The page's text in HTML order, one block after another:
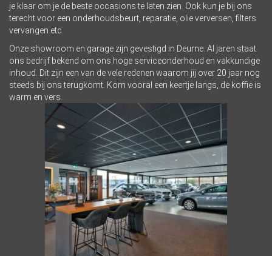
je klaar om je de beste occasions te laten zien. Ook kun je bij ons
terecht voor een onderhoudsbeurt, reparatie, olie verversen, filters
vervangen etc.
Onze showroom en garage zijn gevestigd in Deurne. Al jaren staat
ons bedrijf bekend om ons hoge serviceonderhoud en vakkundige
inhoud. Dit zijn een van de vele redenen waarom jij over 20 jaar nog
steeds bij ons terugkomt. Kom vooral een keertje langs, de koffie is
warm en vers.